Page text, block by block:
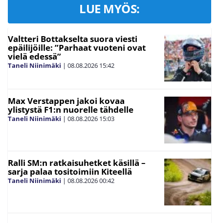
LUE MYÖS:
Valtteri Bottakselta suora viesti
epäilijöille: ”Parhaat vuoteni ovat
vielä edessä”
Taneli Niinimäki | 08.08.2026 15:42
Max Verstappen jakoi kovaa
ylistystä F1:n nuorelle tähdelle
Taneli Niinimäki | 08.08.2026 15:03
Ralli SM:n ratkaisuhetket käsillä –
sarja palaa tositoimiin Kiteellä
Taneli Niinimäki | 08.08.202600:42